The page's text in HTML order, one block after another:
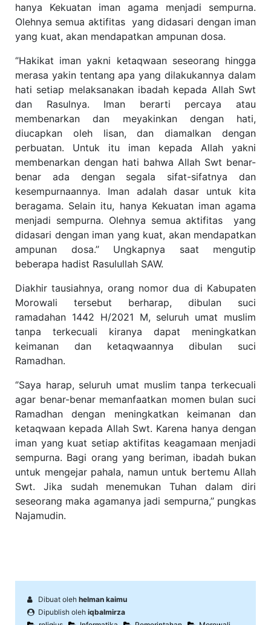
hanya Kekuatan iman agama menjadi sempurna.
Olehnya semua aktifitas yang didasari dengan iman
yang kuat, akan mendapatkan ampunan dosa.
‘’Hakikat iman yakni ketaqwaan seseorang hingga
merasa yakin tentang apa yang dilakukannya dalam
hati setiap melaksanakan ibadah kepada Allah Swt
dan Rasulnya. Iman berarti percaya atau
membenarkan dan meyakinkan dengan hati,
diucapkan oleh lisan, dan diamalkan dengan
perbuatan. Untuk itu iman kepada Allah yakni
membenarkan dengan hati bahwa Allah Swt benar-
benar ada dengan segala sifat-sifatnya dan
kesempurnaannya. Iman adalah dasar untuk kita
beragama. Selain itu, hanya Kekuatan iman agama
menjadi sempurna. Olehnya semua aktifitas
yang
didasari dengan iman yang kuat, akan mendapatkan
ampunan dosa.’’ Ungkapnya saat mengutip
beberapa hadist Rasulullah SAW.
Diakhir tausiahnya, orang nomor dua di Kabupaten
Morowali tersebut berharap, dibulan suci
ramadahan 1442 H/2021 M, seluruh umat muslim
tanpa terkecuali kiranya dapat meningkatkan
keimanan dan ketaqwaannya dibulan suci
Ramadhan.
‘’Saya harap, seluruh umat muslim tanpa terkecuali
agar benar-benar memanfaatkan momen bulan suci
Ramadhan dengan meningkatkan keimanan dan
ketaqwaan kepada Allah Swt. Karena hanya dengan
iman yang kuat setiap aktifitas keagamaan menjadi
sempurna. Bagi orang yang beriman, ibadah bukan
untuk mengejar pahala, namun untuk bertemu Allah
Swt. Jika sudah menemukan Tuhan dalam diri
seseorang maka agamanya jadi sempurna,’’ pungkas
Najamudin.
Dibuat oleh helman kaimu
Dipublish oleh iqbalmirza